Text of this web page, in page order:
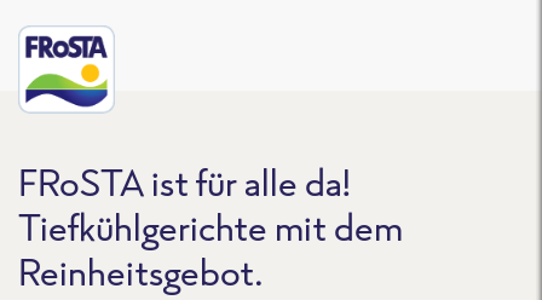
FRoSTA ist für alle da!
Tiefkühlgerichte mit dem
Reinheitsgebot.